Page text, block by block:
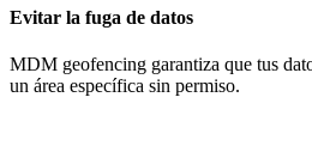
Evitar la fuga de datos
MDM geofencing garantiza que tus
un área específica sin permiso.